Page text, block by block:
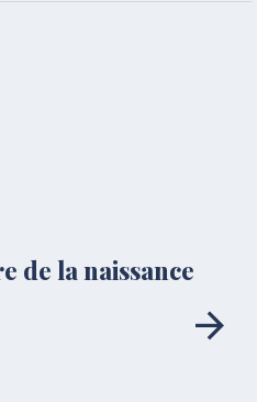
de la naissance